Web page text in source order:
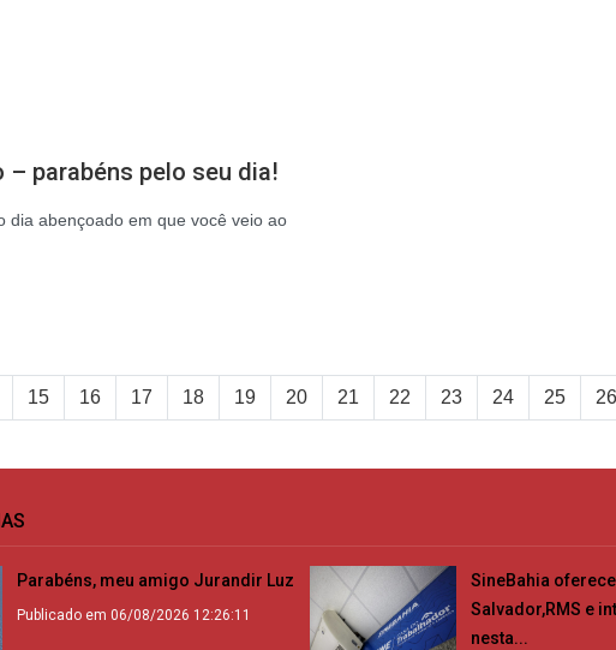
– parabéns pelo seu dia!
dia abençoado em que você veio ao
15 16 17 18 19 20 21 22 23 24 25 26
Parabéns, meu amigo Jurandir Luz
Publicado em 06/08/2026 12:26:11
SineBahia
Salvador,RMS e
nesta...